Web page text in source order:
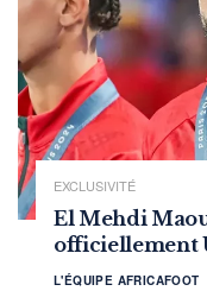
EXCLUSIVITÉ
El Mehdi
officiellement
L'ÉQUIPE AFRICAFOOT